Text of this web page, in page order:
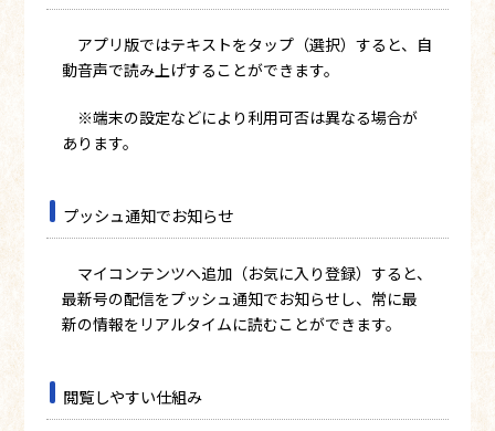
アプリ版ではテキストをタップ（選択）すると、自
動音声で読み上げすることができます。
※端末の設定などにより利用可否は異なる場合が
あります。
プッシュ通知でお知らせ
マイコンテンツへ追加（お気に入り登録）すると、
最新号の配信をプッシュ通知でお知らせし、常に最
新の情報をリアルタイムに読むことができます。
閲覧しやすい仕組み